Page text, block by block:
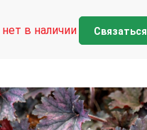
нет в наличии Связаться